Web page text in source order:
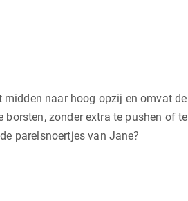
naar hoog opzij en omvat de
zonder extra te pushen of te
parelsnoertjes van Jane?